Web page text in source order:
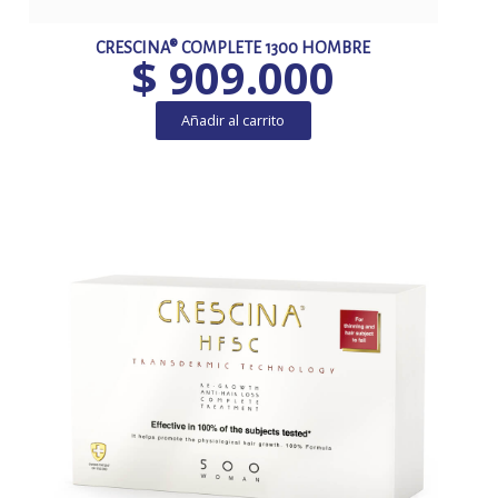
CRESCINA® COMPLETE 1300 HOMBRE
$ 909.000
Añadir al carrito